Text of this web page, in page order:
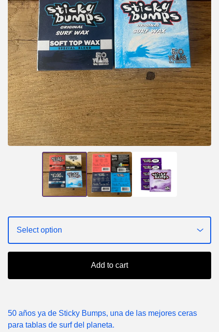
Add to cart
50 años ya de Sticky Bumps, una de las mejores ceras
para tablas de surf del planeta.